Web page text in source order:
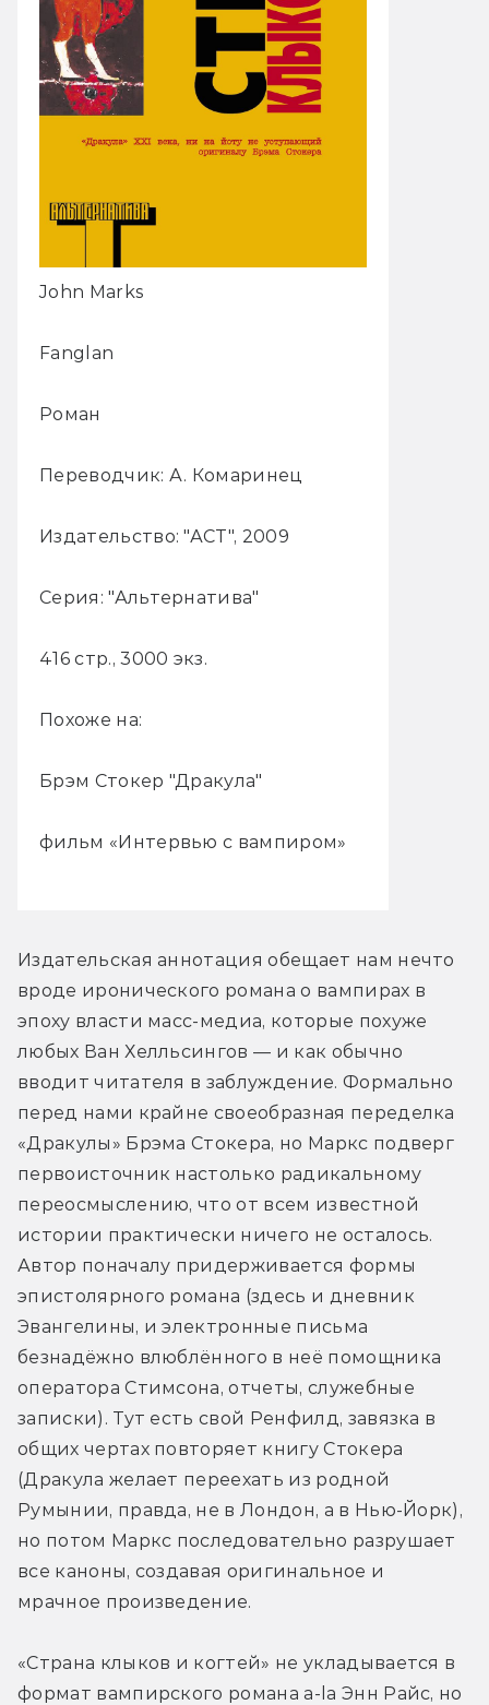
John Marks
Fanglan
Роман
Переводчик: А. Комаринец
Издательство: "АСТ", 2009
Серия: "Альтернатива"
416 стр., 3000 экз.
Похоже на:
Брэм Стокер "Дракула"
фильм «Интервью с вампиром»
Издательская аннотация обещает нам нечто
вроде иронического романа о вампирах в
эпоху власти масс-медиа, которые похуже
любых Ван Хелльсингов — и как обычно
вводит читателя в заблуждение. Формально
перед нами крайне своеобразная переделка
«Дракулы» Брэма Стокера, но Маркс подверг
первоисточник настолько радикальному
переосмыслению, что от всем известной
истории практически ничего не осталось.
Автор поначалу придерживается формы
эпистолярного романа (здесь и дневник
Эвангелины, и электронные письма
безнадёжно влюблённого в неё помощника
оператора Стимсона, отчеты, служебные
записки). Тут есть свой Ренфилд, завязка в
общих чертах повторяет книгу Стокера
(Дракула желает переехать из родной
Румынии, правда, не в Лондон, а в Нью-Йорк),
но потом Маркс последовательно разрушает
все каноны, создавая оригинальное и
мрачное произведение.
«Страна клыков и когтей» не укладывается в
формат вампирского романа a-la Энн Райс, но